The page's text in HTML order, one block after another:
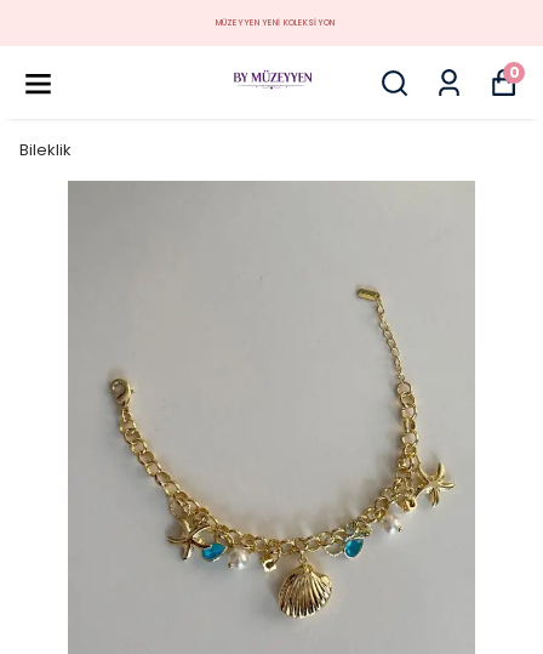
MÜZEYYEN YENİ KOLEKSİYON
0
Bileklik